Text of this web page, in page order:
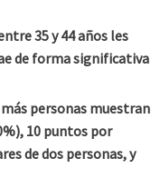
35 y 44 años les
de forma significativa
personas muestran
10 puntos por
de dos personas, y